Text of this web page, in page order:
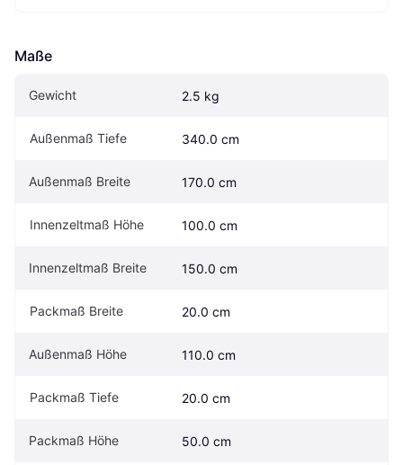
Maße
Gewicht 2.5 kg
Außenmaß Tiefe 340.0 cm
Außenmaß Breite 170.0 cm
Innenzeltmaß Höhe 100.0 cm
Innenzeltmaß Breite 150.0 cm
Packmaß Breite 20.0 cm
Außenmaß Höhe 110.0 cm
Packmaß Tiefe 20.0 cm
Packmaß Höhe 50.0 cm